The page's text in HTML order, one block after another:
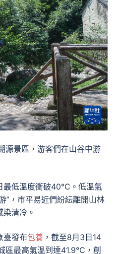
源景區，游客們在山谷中游
最低溫度衝破40℃。低溫氣
”，市平易近們紛紜離開山林
清冷。
臺發布包養 ，截至8月3日14
區最高氣溫到達41.9℃，創